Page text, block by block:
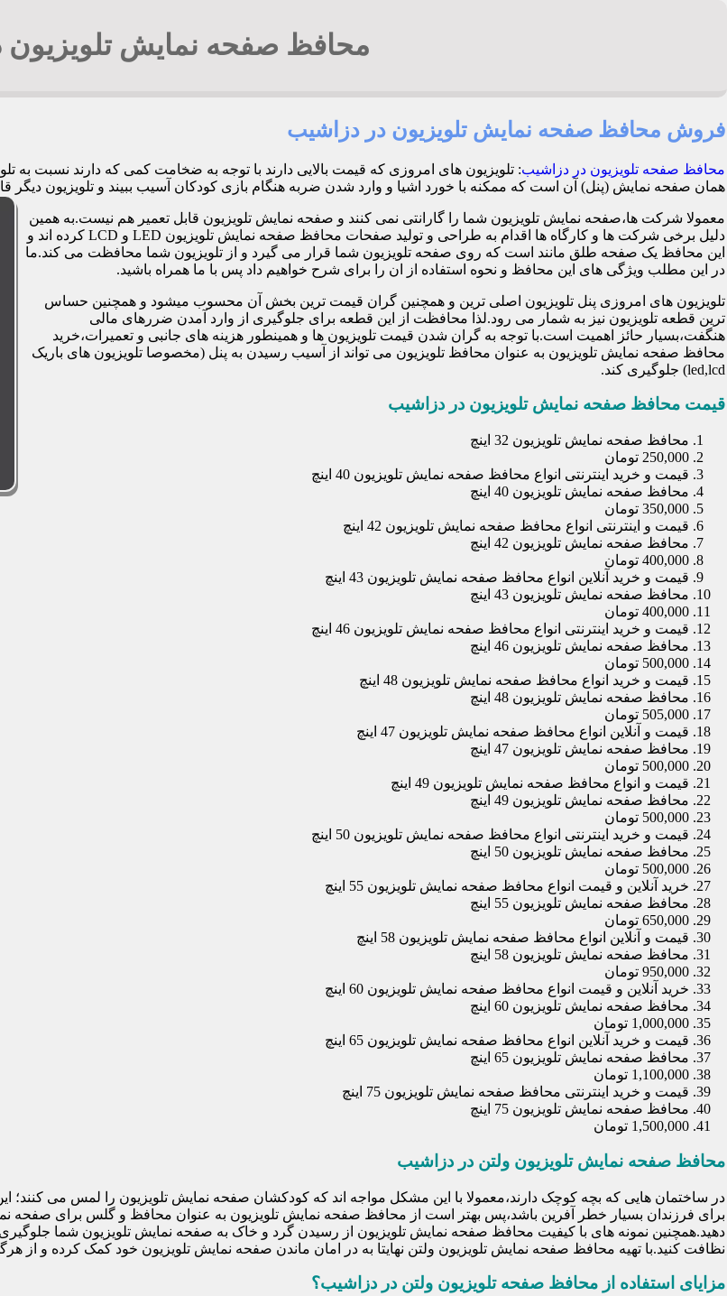
محافظ صفحه نمایش تلویزیون
فروش محافظ صفحه نمایش تلویزیون در دزاشیب
محافظ صفحه تلویزیون در دزاشیب: تلویزیون های امروزی که قیمت بالایی دارند با توجه به ضخامت کمی که دارند نسبت
همان صفحه نمایش (پنل) آن است که ممکنه با خورد اشیا و وارد شدن ضربه هنگام بازی کودکان آسیب ببیند و تلویزیون دیگر قابل استفاده نباشد.
معمولا شرکت ها،صفحه نمایش تلویزیون شما را گارانتی نمی کنند و صفحه نمایش تلویزیون قابل تعمیر هم نیست.به همین
دلیل برخی شرکت ها و کارگاه ها اقدام به طراحی و تولید صفحات محافظ صفحه نمایش تلویزیون LED و LCD کرده اند و
این محافظ یک صفحه طلق مانند است که روی صفحه تلویزیون شما قرار می گیرد و از تلویزیون شما محافظت می کند.ما
در این مطلب ویژگی های این محافظ و نحوه استفاده از ان را برای شرح خواهیم داد پس با ما همراه باشید.
تلویزیون های امروزی پنل تلویزیون اصلی ترین و همچنین گران قیمت ترین بخش آن محسوب میشود و همچنین حساس
ترین قطعه تلویزیون نیز به شمار می رود.لذا محافظت از این قطعه برای جلوگیری از وارد آمدن ضررهای مالی
هنگفت،بسیار حائز اهمیت است.با توجه به گران شدن قیمت تلویزیون ها و همینطور هزینه های جانبی و تعمیرات،خرید
محافظ صفحه نمایش تلویزیون به عنوان محافظ تلویزیون می تواند از آسیب رسیدن به پنل (مخصوصا تلویزیون های باریک
led,lcd) جلوگیری کند.
قیمت محافظ صفحه نمایش تلویزیون در دزاشیب
محافظ صفحه نمایش تلویزیون 32 اینچ
250,000 تومان
قیمت و خرید اینترنتی انواع محافظ صفحه نمایش تلویزیون 40 اینچ
محافظ صفحه نمایش تلویزیون 40 اینچ
350,000 تومان
قیمت و اینترنتی انواع محافظ صفحه نمایش تلویزیون 42 اینچ
محافظ صفحه نمایش تلویزیون 42 اینچ
400,000 تومان
قیمت و خرید آنلاین انواع محافظ صفحه نمایش تلویزیون 43 اینچ
محافظ صفحه نمایش تلویزیون 43 اینچ
400,000 تومان
قیمت و خرید اینترنتی انواع محافظ صفحه نمایش تلویزیون 46 اینچ
محافظ صفحه نمایش تلویزیون 46 اینچ
500,000 تومان
قیمت و خرید انواع محافظ صفحه نمایش تلویزیون 48 اینچ
محافظ صفحه نمایش تلویزیون 48 اینچ
505,000 تومان
قیمت و آنلاین انواع محافظ صفحه نمایش تلویزیون 47 اینچ
محافظ صفحه نمایش تلویزیون 47 اینچ
500,000 تومان
قیمت و انواع محافظ صفحه نمایش تلویزیون 49 اینچ
محافظ صفحه نمایش تلویزیون 49 اینچ
500,000 تومان
قیمت و خرید اینترنتی انواع محافظ صفحه نمایش تلویزیون 50 اینچ
محافظ صفحه نمایش تلویزیون 50 اینچ
500,000 تومان
خرید آنلاین و قیمت انواع محافظ صفحه نمایش تلویزیون 55 اینچ
محافظ صفحه نمایش تلویزیون 55 اینچ
650,000 تومان
قیمت و آنلاین انواع محافظ صفحه نمایش تلویزیون 58 اینچ
محافظ صفحه نمایش تلویزیون 58 اینچ
950,000 تومان
خرید آنلاین و قیمت انواع محافظ صفحه نمایش تلویزیون 60 اینچ
محافظ صفحه نمایش تلویزیون 60 اینچ
1,000,000 تومان
قیمت و خرید آنلاین انواع محافظ صفحه نمایش تلویزیون 65 اینچ
محافظ صفحه نمایش تلویزیون 65 اینچ
1,100,000 تومان
قیمت و خرید اینترنتی محافظ صفحه نمایش تلویزیون 75 اینچ
محافظ صفحه نمایش تلویزیون 75 اینچ
1,500,000 تومان
محافظ صفحه نمایش تلویزیون ولتن در دزاشیب
در ساختمان هایی که بچه کوچک دارند،معمولا با این مشکل مواجه اند که کودکشان صفحه نمایش تلویزیون را لمس می
برای فرزندان بسیار خطر آفرین باشد،پس بهتر است از محافظ صفحه نمایش تلویزیون به عنوان محافظ و گلس برای صفحه
دهید.همچنین نمونه های با کیفیت محافظ صفحه نمایش تلویزیون از رسیدن گرد و خاک به صفحه نمایش تلویزیون شما
نظافت کنید.با تهیه محافظ صفحه نمایش تلویزیون ولتن نهایتا به در امان ماندن صفحه نمایش تلویزیون خود کمک کرده و از
مزایای استفاده از محافظ صفحه تلویزیون ولتن در دزاشیب؟